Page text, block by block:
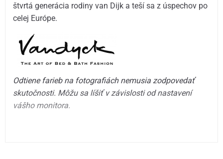
štvrtá generácia rodiny van Dijk a teší sa z úspechov po
celej Európe.
Odtiene farieb na fotografiách nemusia zodpovedať
skutočnosti. Môžu sa líšiť v závislosti od nastavení
vášho monitora.